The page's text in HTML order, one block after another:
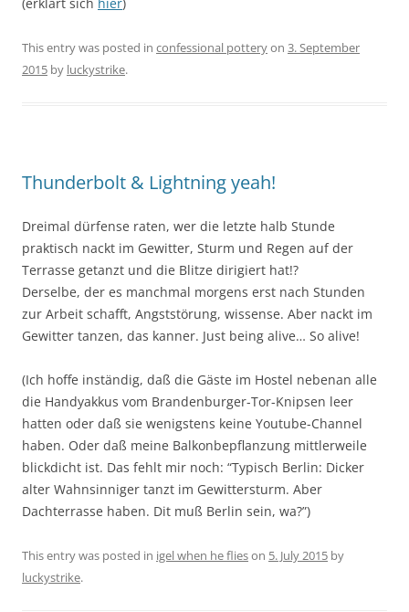
(erklärt sich hier)
This entry was posted in confessional potteryon 3. September
2015 by luckystrike.
Thunderbolt & Lightning yeah!
Dreimal dürfense raten, wer die letzte halb Stunde
praktisch nackt im Gewitter, Sturm und Regen auf der
Terrasse getanzt und die Blitze dirigiert hat!?
Derselbe, der es manchmal morgens erst nach Stunden
zur Arbeit schafft, Angststörung, wissense. Aber nackt im
Gewitter tanzen, das kanner. Just being alive… So alive!
(Ich hoffe inständig, daß die Gäste im Hostel nebenan alle
die Handyakkus vom Brandenburger-Tor-Knipsen leer
hatten oder daß sie wenigstens keine Youtube-Channel
haben. Oder daß meine Balkonbepflanzung mittlerweile
blickdicht ist. Das fehlt mir noch: “Typisch Berlin: Dicker
alter Wahnsinniger tanzt im Gewittersturm. Aber
Dachterrasse haben. Dit muß Berlin sein, wa?”)
This entry was posted in igel when he flieson 5. July 2015 by
luckystrike.